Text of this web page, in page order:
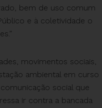
bem de uso comum
e à coletividade o
movimentos sociais,
ambiental em curso
social que
ir contra a bancada